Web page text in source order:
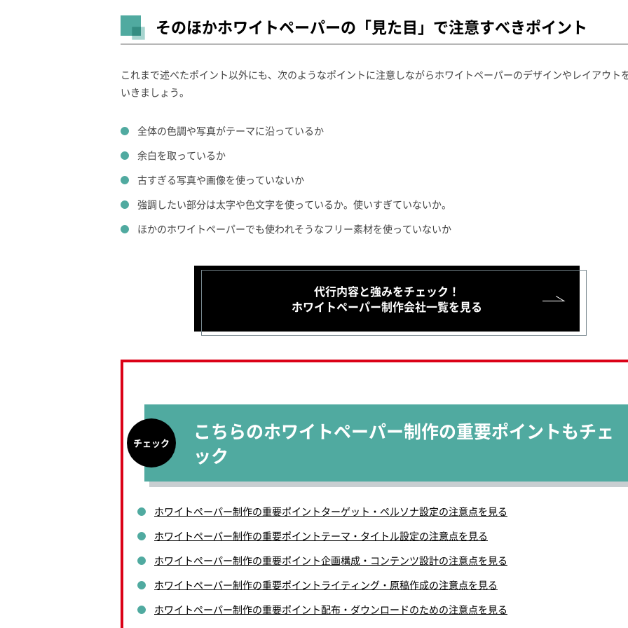
そのほかホワイトペーパーの「見た目」で注意すべきポイント
これまで述べたポイント以外にも、次のようなポイントに注意しながらホワイトペーパーのデザインやレイアウト
いきましょう。
全体の色調や写真がテーマに沿っているか
余白を取っているか
古すぎる写真や画像を使っていないか
強調したい部分は太字や色文字を使っているか。使いすぎていないか。
ほかのホワイトペーパーでも使われそうなフリー素材を使っていないか
代行内容と強みをチェック！
ホワイトペーパー制作会社一覧を見る
こちらのホワイトペーパー制作の重要ポイントもチェ
ック
ホワイトペーパー制作の重要ポイントターゲット・ペルソナ設定の注意点を見る
ホワイトペーパー制作の重要ポイントテーマ・タイトル設定の注意点を見る
ホワイトペーパー制作の重要ポイント企画構成・コンテンツ設計の注意点を見る
ホワイトペーパー制作の重要ポイントライティング・原稿作成の注意点を見る
ホワイトペーパー制作の重要ポイント配布・ダウンロードのための注意点を見る